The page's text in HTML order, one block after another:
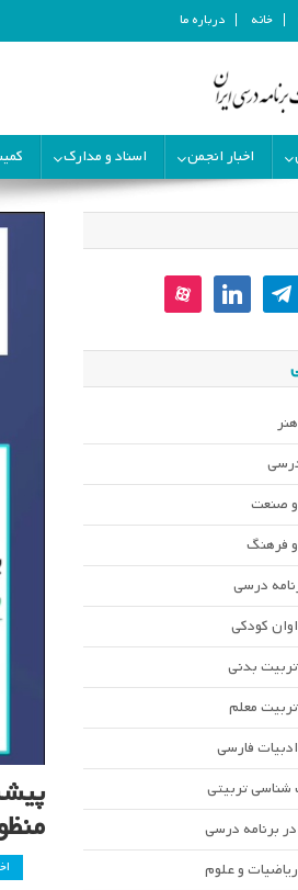
خانه درباره ما
برنامه درسی
اخبار انجمن اسناد و مدارک
telegram
linkedin
aparat
درسی
و صنعت
و فرهنگ
درسی
کودکی
بدنی
معلم
فارسی
شناسی تربیتی
برنامه درسی
و علوم